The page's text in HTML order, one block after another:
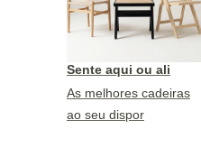
Sente aqui ou ali
As melhores cadeiras
ao seu dispor